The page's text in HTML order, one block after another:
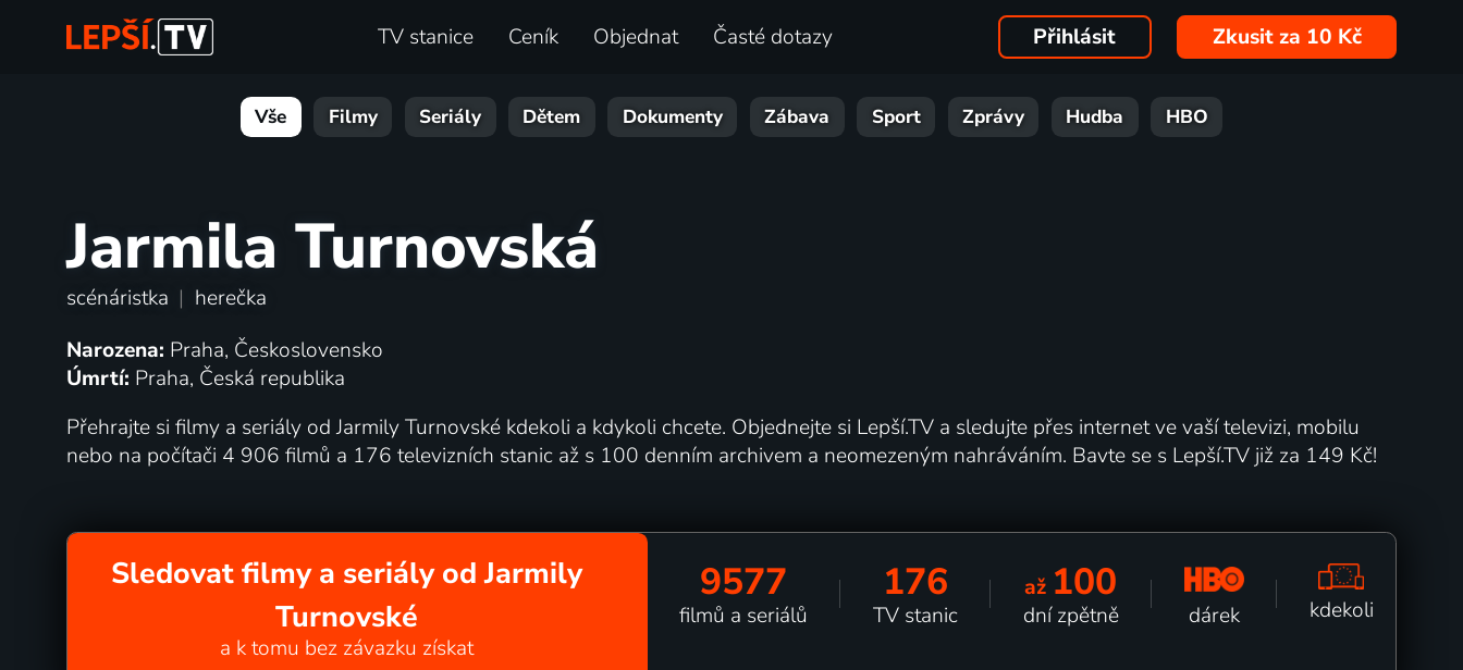
TV stanice Ceník Objednat Časté dotazy Přihlásit Zkusit za 10 Kč
Vše Filmy Seriály Dětem Dokumenty Zábava Sport Zprávy Hudba HBO
Jarmila Turnovská
scénáristka | herečka
Narozena: Praha, Československo
Úmrtí: Praha, Česká republika
Přehrajte si filmy a seriály od Jarmily Turnovské kdekoli a kdykoli chcete. Objednejte si Lepší.TV a sledujte přes internet ve vaší televizi, mobilu
nebo na počítači 4 906 filmů a 176 televizních stanic až s 100 denním archivem a neomezeným nahráváním. Bavte se s Lepší.TV již za 149 Kč!
Sledovat filmy a seriály od Jarmily
Turnovské
a k tomu bez závazku získat
9577
filmů a seriálů
176
TV stanic
až 100
dní zpětně dárek kdekoli